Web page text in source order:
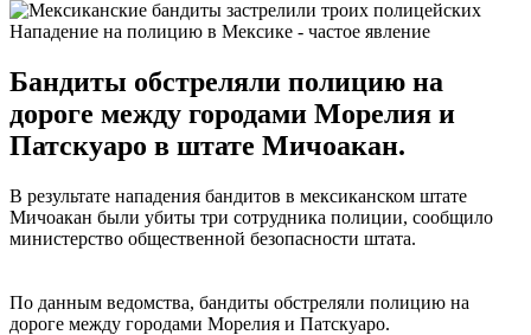
Нападение на полицию в Мексике - частое явление
Бандиты обстреляли полицию на
дороге между городами Морелия и
Патскуаро в штате Мичоакан.
В результате нападения бандитов в мексиканском штате
Мичоакан были убиты три сотрудника полиции, сообщило
министерство общественной безопасности штата.
По данным ведомства, бандиты обстреляли полицию на
дороге между городами Морелия и Патскуаро.